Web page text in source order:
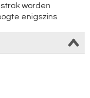
worden
enigszins.